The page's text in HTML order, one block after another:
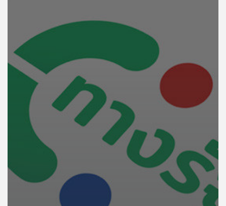
เพลง
บทความ
กิจกรรม